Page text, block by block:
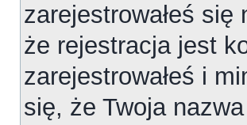
zarejestrowałeś
że rejestracja jest
zarejestrowałeś i
się, że Twoja